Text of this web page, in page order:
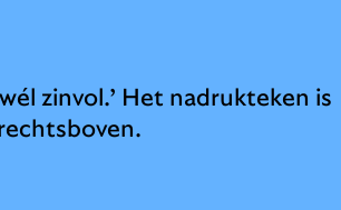
zinvol.’ Het nadrukteken is